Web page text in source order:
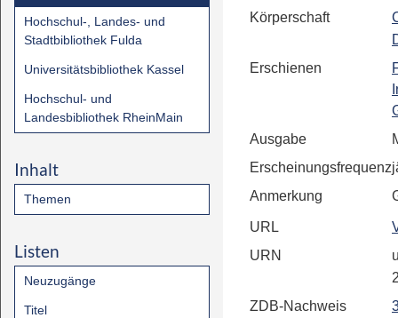
Hochschul-, Landes- und
Stadtbibliothek Fulda
Universitätsbibliothek Kassel
Hochschul- und
Landesbibliothek RheinMain
Inhalt
Themen
Listen
Neuzugänge
Titel
Körperschaft
Erschienen
Ausgabe
Erscheinungsfrequenz
Anmerkung
URL
URN
ZDB-Nachweis